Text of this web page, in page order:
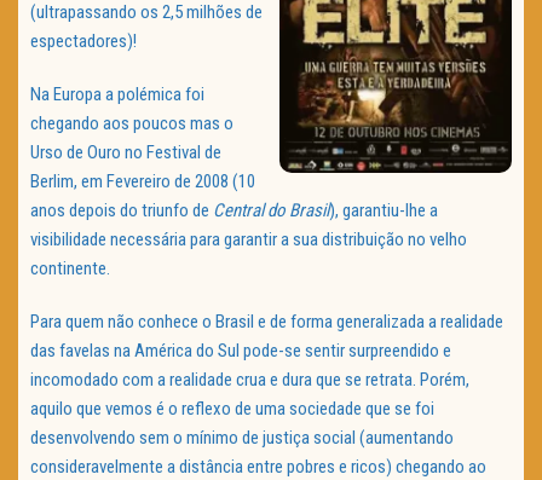
(ultrapassando os 2,5 milhões de
espectadores)!
Na Europa a polémica foi
chegando aos poucos mas o
Urso de Ouro no Festival de
Berlim, em Fevereiro de 2008 (10
anos depois do triunfo de Central do Brasil), garantiu-lhe a
visibilidade necessária para garantir a sua distribuição no velho
continente.
Para quem não conhece o Brasil e de forma generalizada a realidade
das favelas na América do Sul pode-se sentir surpreendido e
incomodado com a realidade crua e dura que se retrata. Porém,
aquilo que vemos é o reflexo de uma sociedade que se foi
desenvolvendo sem o mínimo de justiça social (aumentando
consideravelmente a distância entre pobres e ricos) chegando ao